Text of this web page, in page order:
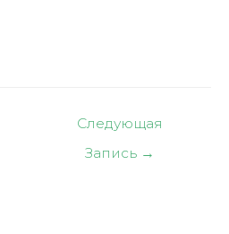
Следующая
Запись →